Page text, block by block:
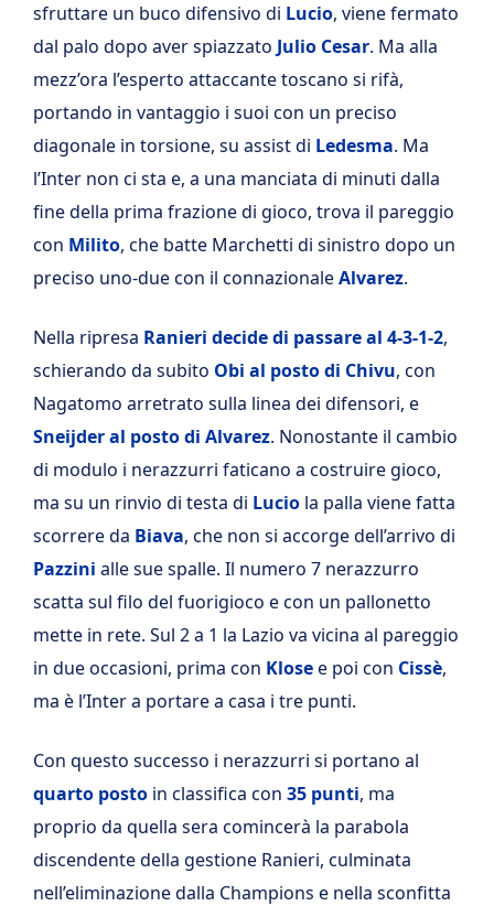
sfruttare un buco difensivo di Lucio, viene fermato
dal palo dopo aver spiazzato Julio Cesar. Ma alla
mezz’ora l’esperto attaccante toscano si rifà,
portando in vantaggio i suoi con un preciso
diagonale in torsione, su assist di Ledesma. Ma
l’Inter non ci sta e, a una manciata di minuti dalla
fine della prima frazione di gioco, trova il pareggio
con Milito, che batte Marchetti di sinistro dopo un
preciso uno-due con il connazionaleAlvarez.
Nella ripresa Ranieri decide di passare al 4-3-1-2,
schierando da subito Obi al posto di Chivu, con
Nagatomo arretrato sulla linea dei difensori, e
Sneijder al posto di Alvarez. Nonostante il cambio
di modulo i nerazzurri faticano a costruire gioco,
ma su un rinvio di testa di Lucio la palla viene fatta
scorrere da Biava, che non si accorge dell’arrivo di
Pazzini alle sue spalle. Il numero 7 nerazzurro
scatta sul filo del fuorigioco e con un pallonetto
mette in rete. Sul 2 a 1 la Lazio va vicina al pareggio
in due occasioni, prima con Klosee poi con Cissè,
ma è l’Inter a portare a casa i tre punti.
Con questo successo i nerazzurri si portano al
quarto posto in classifica con 35 punti, ma
proprio da quella sera comincerà la parabola
discendente della gestione Ranieri, culminata
nell’eliminazione dalla Champions e nella sconfitta